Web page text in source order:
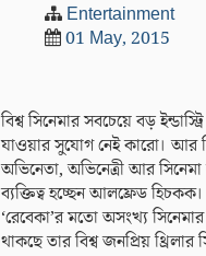
Entertainment
01 May, 2015
বিশ্ব সিনেমার সবচেয়ে বড়
যাওয়ার সুযোগ নেই কারো। আর
অভিনেতা, অভিনেত্রী আর
ব্যক্তিত্ব হচ্ছেন আলফ্রেড
‘রেবেকা’র মতো অসংখ্য
থাকছে তার বিশ্ব জনপ্রিয়